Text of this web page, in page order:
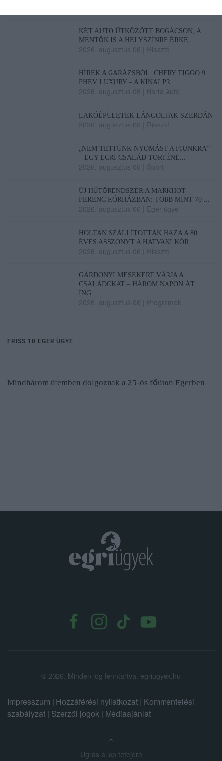
KÉT AUTÓ ÜTKÖZÖTT BOGÁCSON, A
MENTŐK IS A HELYSZÍNRE ÉRKE...
2026. augusztus 06 Riasztó
HÍREK A GARÁZSBÓL: CHERY TIGGO 9
PHEV LUXURY – A KÍNAI PR...
2026. augusztus 06 Barta Autó
LAKÓÉPÜLETEK LÁNGOLTAK SZERDÁN
2026. augusztus 06 Riasztó
„NEM TETTÜNK NYOMÁST A FIUNKRA”
– EGY EGRI CSALÁD TÖRTÉNE...
2026. augusztus 06 Sport
ÚJ HŰTŐRENDSZER A MARKHOT
FERENC KÓRHÁZBAN: TÖBB MINT 70 ...
2026. augusztus 06 Eger ügye
HOLTAN SZÁLLÍTOTTÁK HAZA A 80
ÉVES ASSZONYT A HATVANI KÓR...
2026. augusztus 06 Riasztó
GÁRDONYI MESEKERT VÁRJA A
CSALÁDOKAT – HÁROM NAPON ÁT
ING...
2026. augusztus 06 Programok
FRISS 10 EGER ÜGYE
Mindhárom ütemben dolgoznak a 25-ös főúton Egerben
© 2026. Minden jog fenntartva. egriugyek.hu
Impresszum | Hozzáférési nyilatkozat | Kommentelési
szabályzat | Szerzői jogok | Médiaajánlat
Ugrás a lap tetejére